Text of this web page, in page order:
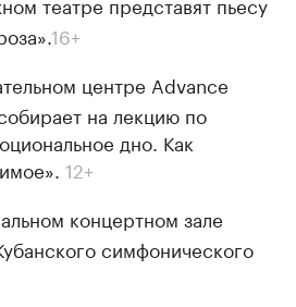
16+
центре Advance
на лекцию по
дно. Как
12+
концертном зале
симфонического